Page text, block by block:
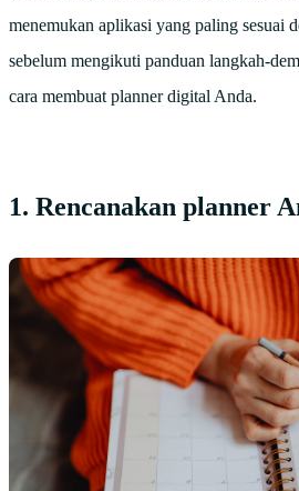
menemukan aplikasi yang paling sesuai
sebelum mengikuti panduan langkah-
cara membuat planner digital Anda.
1. Rencanakan planner